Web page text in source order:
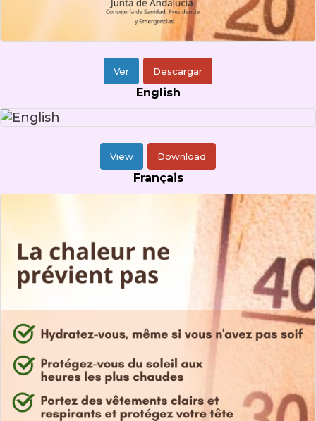
Ver Descargar
English
View Download
Français